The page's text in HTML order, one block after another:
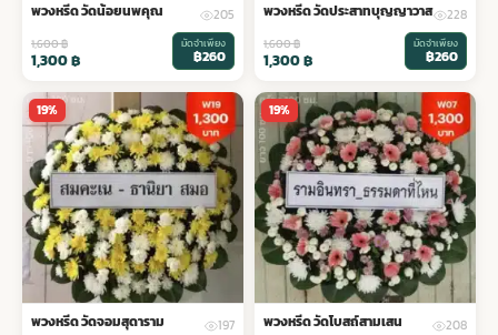
พวงหรีด วัดน้อยนพคุณ 205
1,600฿
1,300฿
มัดจำเพียง
฿260
พวงหรีด วัดประสาทบุญญาวาส 228
1,600฿
1,300฿
มัดจำเพียง
฿260
19%
พวงหรีด วัดจอมสุดาราม 197
19%
พวงหรีด วัดโบสถ์สามเสน 208